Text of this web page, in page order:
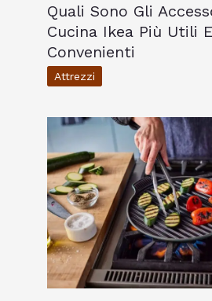
Quali Sono Gli
Cucina Ikea Più Utili E
Convenienti
Attrezzi